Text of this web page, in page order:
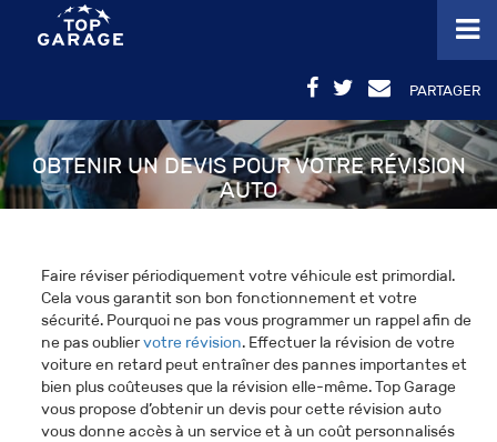
PARTAGER
OBTENIR UN DEVIS POUR VOTRE RÉVISION
AUTO
Faire réviser périodiquement votre véhicule est primordial.
Cela vous garantit son bon fonctionnement et votre
sécurité. Pourquoi ne pas vous programmer un rappel afin de
ne pas oubliervotre révision. Effectuer la révision de votre
voiture en retard peut entraîner des pannes importantes et
bien plus coûteuses que la révision elle-même. Top Garage
vous propose d’obtenir un devis pour cette révision auto
vous donne accès à un service et à un coût personnalisés